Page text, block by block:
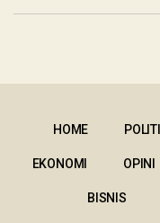
HOME
EKONOMI OPINI
BISNIS